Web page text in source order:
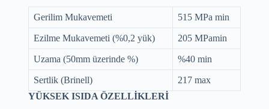
Gerilim Mukavemeti 515 MPa min
Ezilme Mukavemeti (%0,2 yük) 205 MPamin
Uzama (50mm üzerinde %) %40 min
Sertlik (Brinell)
217 max
YÜKSEK ISIDA ÖZELLİKLERİ